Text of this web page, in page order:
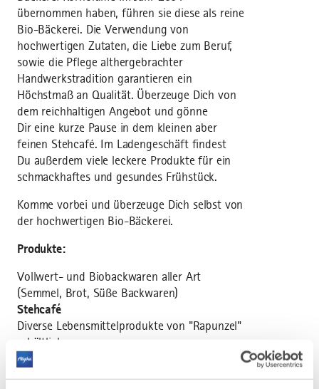
übernommen haben, führen sie diese als reine
Bio-Bäckerei. Die Verwendung von
hochwertigen Zutaten, die Liebe zum Beruf,
sowie die Pflege althergebrachter
Handwerkstradition garantieren ein
Höchstmaß an Qualität. Überzeuge Dich von
dem reichhaltigen Angebot und gönne
Dir eine kurze Pause in dem kleinen aber
feinen Stehcafé. Im Ladengeschäft findest
Du außerdem viele leckere Produkte für ein
schmackhaftes und gesundes Frühstück.
Komme vorbei und überzeuge Dich selbst von
der hochwertigen Bio-Bäckerei.
Produkte:
Vollwert- und Biobackwaren aller Art
(Semmel, Brot, Süße Backwaren)
Stehcafé
Diverse Lebensmittelprodukte von "Rapunzel"
erhältlich
Milch, Butter, Käse